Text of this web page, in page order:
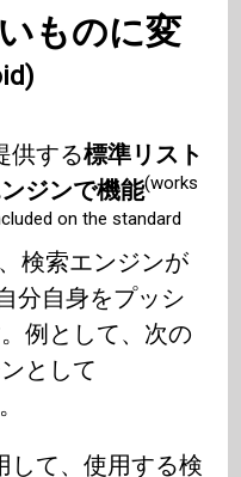
ものに変
供する標準リスト
ジンで機能(works
on the standard
検索エンジンが
分自身をプッシ
例として、次の
として
して、使用する検